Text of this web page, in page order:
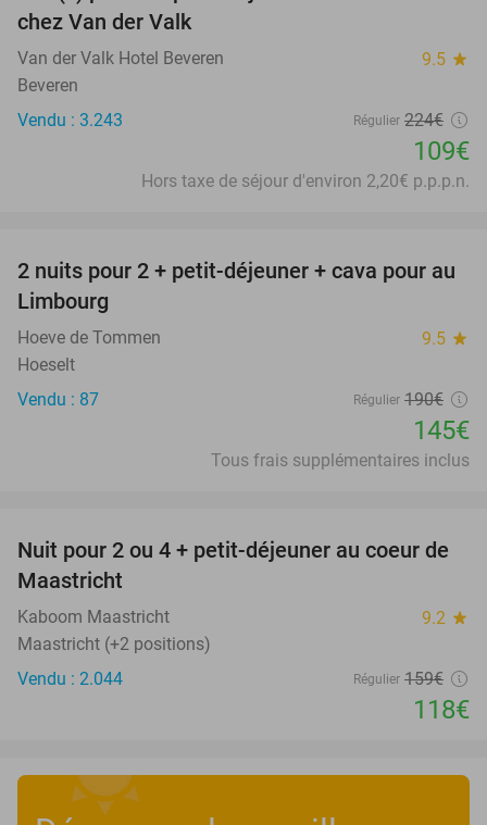
chez Van der Valk
Van der Valk Hotel Beveren 9.5 star
Beveren
Vendu : 3.243
Régulier 224€
109€
Hors taxe de séjour d'environ 2,20€ p.p.p.n.
24%
2 nuits pour 2 + petit-déjeuner + cava pour au
Limbourg
Hoeve de Tommen 9.5 star
Hoeselt
Vendu : 87
Régulier 190€
145€
Tous frais supplémentaires inclus
26%
Nuit pour 2 ou 4 + petit-déjeuner au coeur de
Maastricht
Kaboom Maastricht 9.2 star
Maastricht (+2 positions)
Vendu : 2.044
Régulier 159€
118€